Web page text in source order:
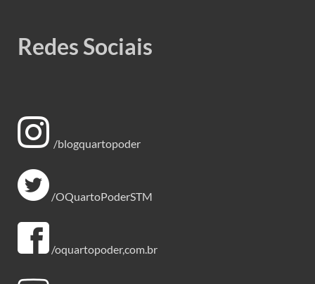
Redes Sociais
/blogquartopoder
/OQuartoPoderSTM
/oquartopoder,com.br